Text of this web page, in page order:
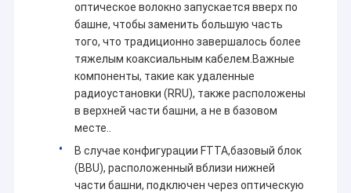
оптическое волокно запускается вверх по
башне, чтобы заменить большую часть
того, что традиционно завершалось более
тяжелым коаксиальным кабелем.Важные
компоненты, такие как удаленные
радиоустановки (RRU), также расположены
в верхней части башни, а не в базовом
месте..
В случае конфигурации FTTA,базовый блок
(BBU), расположенный вблизи нижней
части башни, подключен через оптическую